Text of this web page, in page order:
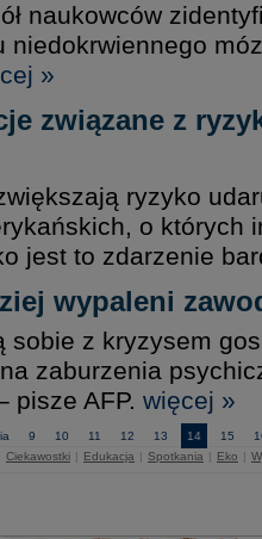
naukowców
»
związane z
ryzyko
o których
jest to zdarzenie
wypaleni
sobie z kryzysem
zaburzenia
pisze AFP. więcej »
9 10 11 12 13 14 15
Ciekawostki | Edukacja | Spotkania | Eko |